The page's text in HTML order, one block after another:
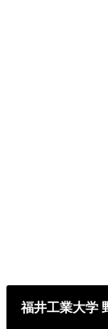
福井工業大学